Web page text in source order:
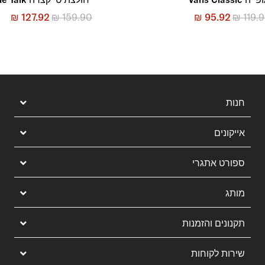
₪
₪ 95.92
₪159.90
₪ 127.92
חנות
אייקונים
ספורט אתגרי
מותג
תקנונים והזמנות
שירות לקוחות